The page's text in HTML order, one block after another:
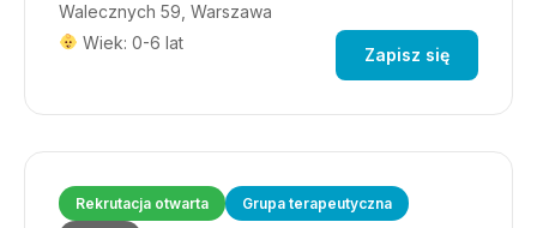
Walecznych 59, Warszawa
Wiek: 0-6 lat
Zapisz się
Rekrutacja otwarta
Grupa terapeutyczna